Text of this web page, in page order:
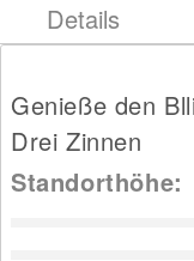
Details
Genieße den
Drei Zinnen
Standorthöhe: